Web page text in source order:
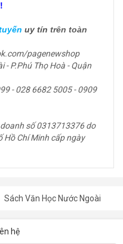
uy tín trên toàn
pagenewshop
P.Phú Thọ Hoà - Quận
- 028 6682 5005 - 0909
số 0313713376 do
Hồ Chí Minh cấp ngày
Sách Văn Học Nước Ngoài
hệ